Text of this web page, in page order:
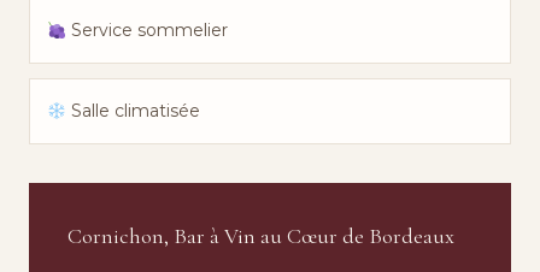
Service sommelier
Salle climatisée
Cornichon, Bar à Vin au Cœur de Bordeaux